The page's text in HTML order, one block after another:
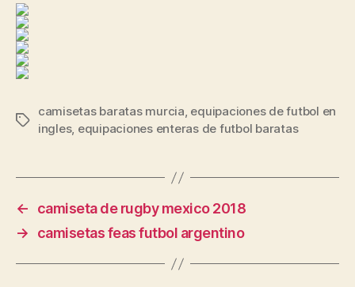
Etiquetas
camisetas baratas murcia, equipaciones de futbol en
ingles, equipaciones enteras de futbol baratas
←
camiseta de rugby mexico 2018
→
camisetas feas futbol argentino